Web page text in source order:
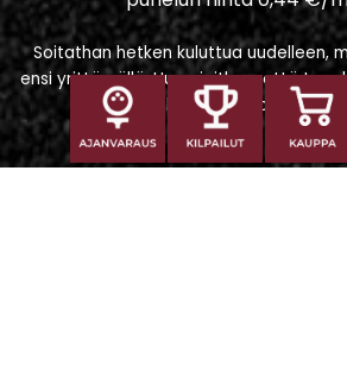
Soitathan hetken kuluttua uudelleen,
ensi yrittämällä. Huomioithan, että
vaikeampi tavoittaa
Iitti Golf